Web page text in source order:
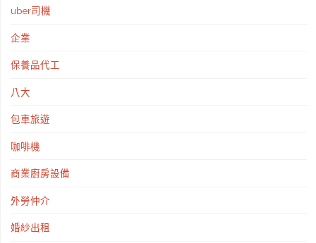
uber司機
企業
保養品代工
八大
包車旅遊
咖啡機
商業廚房設備
外勞仲介
婚紗出租